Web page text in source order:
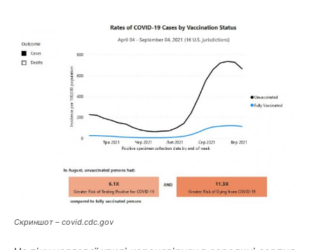
Скриншот – covid.cdc.gov